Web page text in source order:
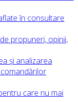
în consultare
propuneri, opinii,
și analizarea
care nu mai